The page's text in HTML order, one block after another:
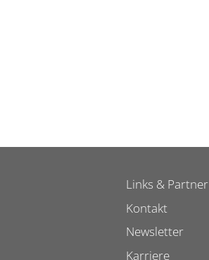
Links & Partner
Kontakt
Newsletter
Karriere